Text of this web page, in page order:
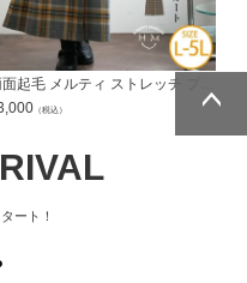
（税込）
ート！